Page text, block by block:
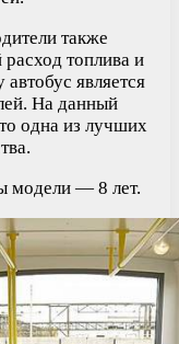
также
топлива и
является
На данный
одна из лучших
модели — 8 лет.